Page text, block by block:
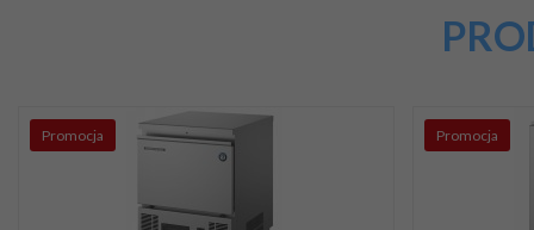
Promocja Promocja